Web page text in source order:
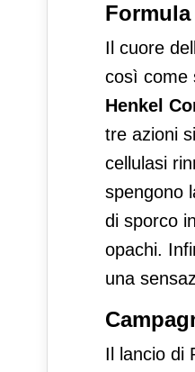
Il cuore
così come
Henkel
tre azioni
cellulasi
spengono
di sporco
opachi.
una
Il lancio di